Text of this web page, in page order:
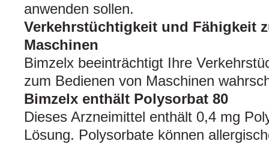
anwenden sollen.
Verkehrstüchtigkeit und Fähigkeit
Maschinen
Bimzelx beeinträchtigt Ihre
zum Bedienen von Maschinen
Bimzelx enthält Polysorbat 80
Dieses Arzneimittel enthält 0,4 mg
Lösung. Polysorbate können